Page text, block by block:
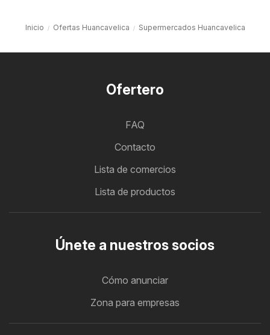
Inicio Ofertas Huancavelica Supermercados Huancavelica
Ofertero
FAQ
Contacto
Lista de comercios
Lista de productos
Únete a nuestros socios
Cómo anunciar
Zona para empresas